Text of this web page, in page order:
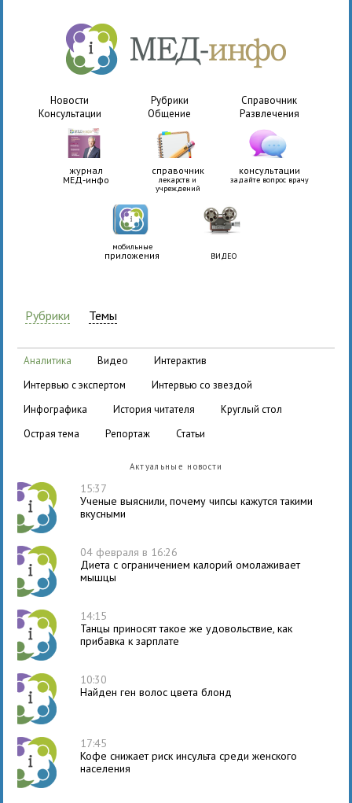
Новости Рубрики
Справочник
Консультации
Общение Развлечения
журнал
МЕД-инфо
справочник
лекарств и
учреждений
консультации
задайте вопрос врачу
мобильные
приложения ВИДЕО
Рубрики Темы
аналитика видео
интерактив
интервью с экспертом
интервью со звездой
инфографика
история читателя
круглый стол
острая тема
репортаж статьи
Актуальные новости
15:37
Ученые выяснили, почему чипсы кажутся такими
вкусными
04 февраля в 16:26
Диета с ограничением калорий омолаживает
мышцы
14:15
Танцы приносят такое же удовольствие, как
прибавка к зарплате
10:30
Найден ген волос цвета блонд
17:45
Кофе снижает риск инсульта среди женского
населения